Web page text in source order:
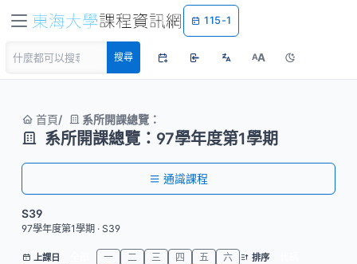
115-1
搜尋 AA
首頁 系所開課總覽：
系所開課總覽：97學年度第1學期
通識課程
S39
97學年度第1學期 · S39
上課日 一 二 三 四 五 六 排序